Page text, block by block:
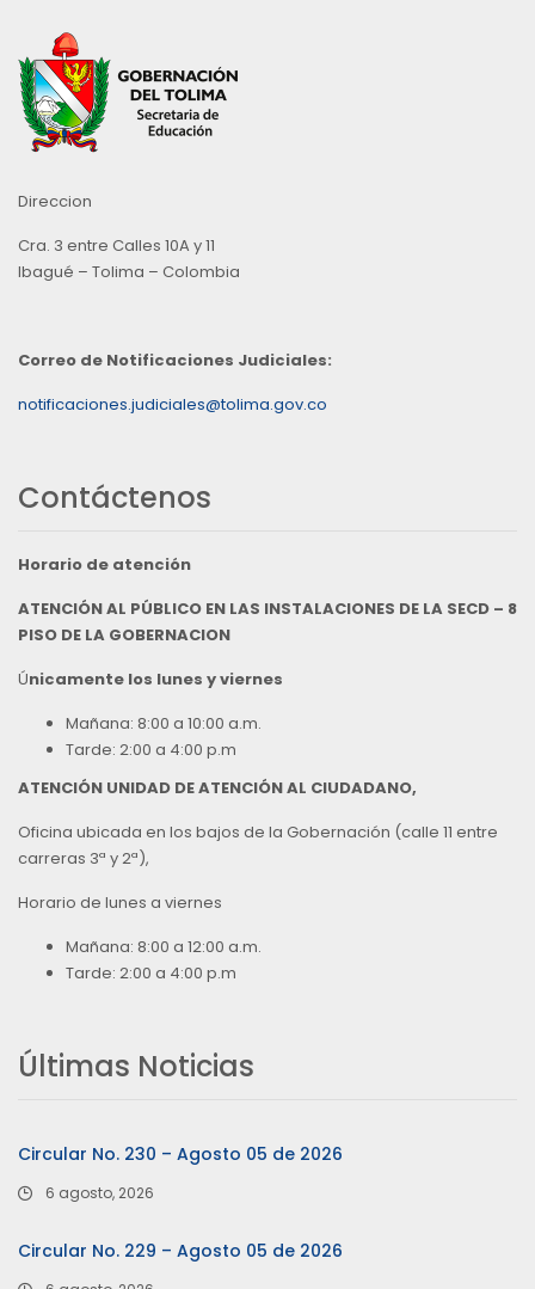
Direccion
Cra. 3 entre Calles 10A y 11
Ibagué – Tolima – Colombia
Correo de Notificaciones Judiciales:
notificaciones.judiciales@tolima.gov.co
Contáctenos
Horario de atención
ATENCIÓN AL PÚBLICO EN LAS INSTALACIONES DE LA SECD – 8
PISO DE LA GOBERNACION
Únicamente los lunes y viernes
Mañana: 8:00 a 10:00 a.m.
Tarde: 2:00 a 4:00 p.m
ATENCIÓN UNIDAD DE ATENCIÓN AL CIUDADANO,
Oficina ubicada en los bajos de la Gobernación (calle 11 entre
carreras 3ª y 2ª),
Horario de lunes a viernes
Mañana: 8:00 a 12:00 a.m.
Tarde: 2:00 a 4:00 p.m
Últimas Noticias
Circular No. 230 – Agosto 05 de 2026
6 agosto, 2026
Circular No. 229 – Agosto 05 de 2026